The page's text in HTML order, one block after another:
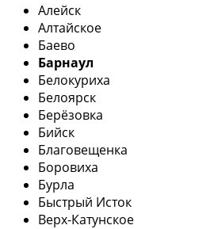
Алейск
Алтайское
Баево
Барнаул
Белокуриха
Белоярск
Берёзовка
Бийск
Благовещенка
Боровиха
Бурла
Быстрый Исток
Верх-Катунское